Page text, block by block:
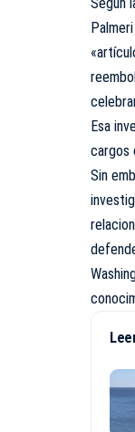
Esa
cargos
Sin